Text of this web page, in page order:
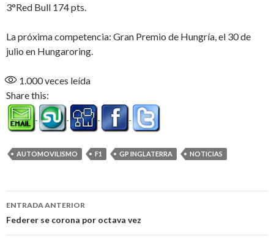
3°Red Bull 174 pts.
La próxima competencia: Gran Premio de Hungría, el 30 de
julio en Hungaroring.
1.000veces leída
Share this:
AUTOMOVILISMO F1 GP INGLATERRA NOTICIAS
Navegación
de
ENTRADA ANTERIOR
Federer se corona por octava vez